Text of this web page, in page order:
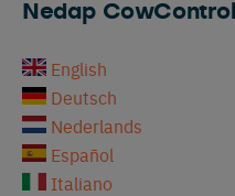
Nedap
English
Deutsch
Nederlands
Español
Italiano